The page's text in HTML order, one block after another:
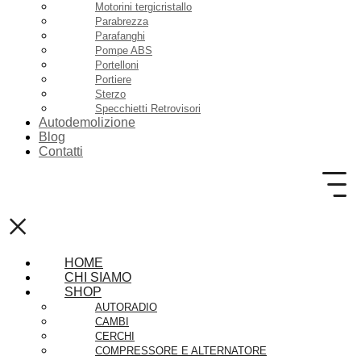
Motorini tergicristallo
Parabrezza
Parafanghi
Pompe ABS
Portelloni
Portiere
Sterzo
Specchietti Retrovisori
Autodemolizione
Blog
Contatti
×
HOME
CHI SIAMO
SHOP
AUTORADIO
CAMBI
CERCHI
COMPRESSORE E ALTERNATORE